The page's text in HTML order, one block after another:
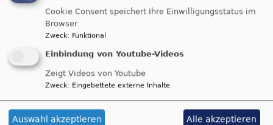
Cookie Consent speichert Ihre Einwilligungsstatus im
Browser
Zweck: Funktional
Einbindung von Youtube-Videos
Zeigt Videos von Youtube
Zweck: Eingebettete externe Inhalte
Auswahl akzeptieren Alle akzeptieren